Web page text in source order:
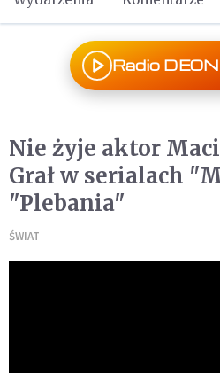
Radio
Nie żyje aktor
Grał w serialach
"Plebania"
ŚWIAT